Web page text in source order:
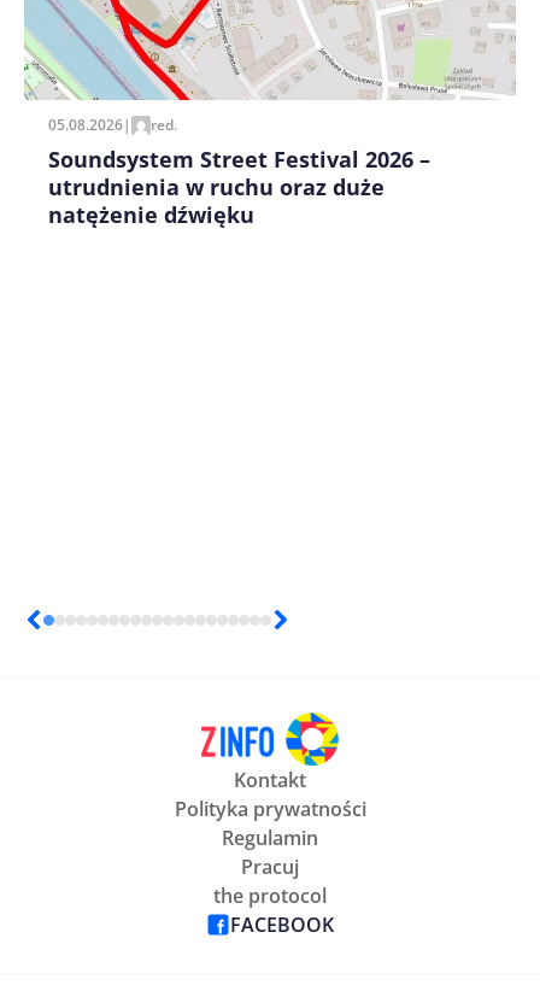
Zapamiętaj moje dane w tej przeglądarce podczas
pisania kolejnych komentarzy.
05.08.2026| red.
Soundsystem Street Festival 2026 –
utrudnienia w ruchu oraz duże
natężenie dźwięku
Kontakt
Polityka prywatności
Regulamin
Pracuj
the protocol
FACEBOOK